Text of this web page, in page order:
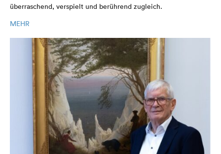
überraschend, verspielt und berührend zugleich.
MEHR